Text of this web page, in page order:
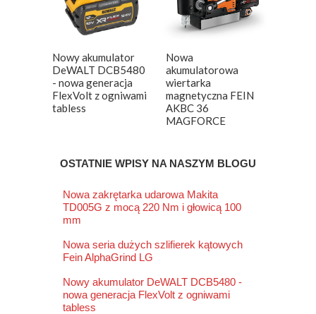
Nowy akumulator
DeWALT DCB5480
- nowa generacja
FlexVolt z ogniwami
tabless
Nowa
akumulatorowa
wiertarka
magnetyczna FEIN
AKBC 36
MAGFORCE
OSTATNIE WPISY NA NASZYM BLOGU
Nowa zakrętarka udarowa Makita
TD005G z mocą 220 Nm i głowicą 100
mm
Nowa seria dużych szlifierek kątowych
Fein AlphaGrind LG
Nowy akumulator DeWALT DCB5480 -
nowa generacja FlexVolt z ogniwami
tabless